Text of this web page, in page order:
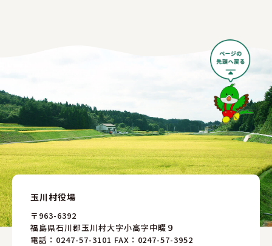
玉川村役場
〒963-6392
福島県石川郡玉川村大字小高字中畷９
電話： 0247-57-3101 FAX：0247-57-3952